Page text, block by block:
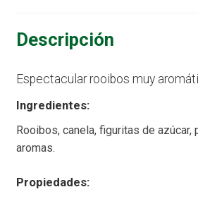
Descripción
Espectacular rooibos muy
Ingredientes:
Rooibos, canela, figuritas de azúcar,
aromas.
Propiedades: